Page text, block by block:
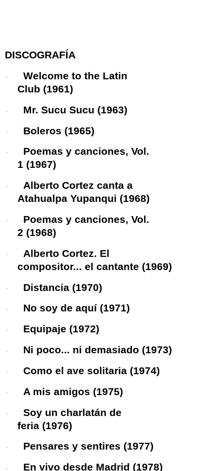
DISCOGRAFÍA
·
Welcome to the Latin
Club (1961)
· Mr. Sucu Sucu (1963)
· Boleros (1965)
·
Poemas y canciones, Vol.
1(1967)
·
Alberto Cortez canta a
Atahualpa Yupanqui (1968)
·
Poemas y canciones, Vol.
2 (1968)
·
Alberto Cortez. El
compositor... el cantante (1969)
· Distancia(1970)
· No soy de aquí(1971)
· Equipaje (1972)
· Ni poco... ni demasiado (1973)
· Como el ave solitaria(1974)
· A mis amigos (1975)
·
Soy un charlatán de
feria(1976)
· Pensares y sentires (1977)
· En vivo desde Madrid (1978)